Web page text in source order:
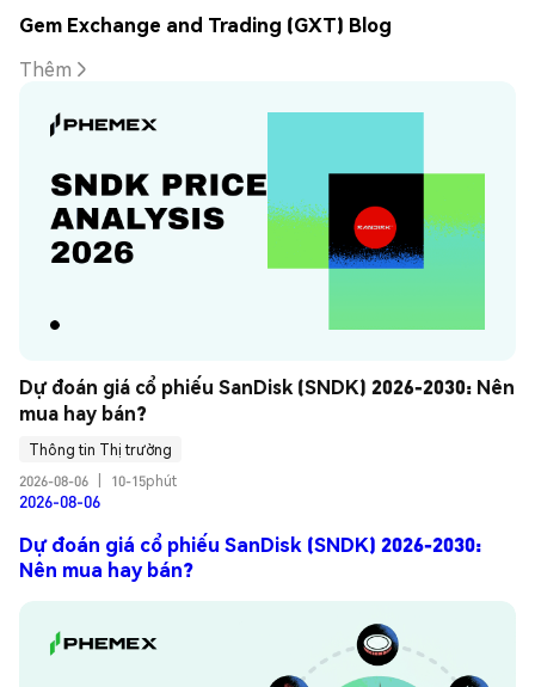
Gem Exchange and Trading (GXT) Blog
Thêm
Dự đoán giá cổ phiếu SanDisk (SNDK) 2026-2030: Nên
mua hay bán?
Thông tin Thị trường
2026-08-06
10-15phút
2026-08-06
Dự đoán giá cổ phiếu SanDisk (SNDK) 2026-2030:
Nên mua hay bán?